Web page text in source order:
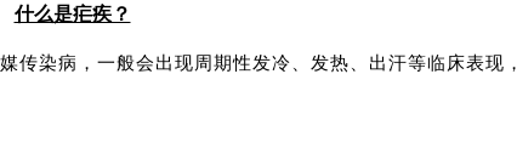
什么是疟疾？
传染病，一般会出现周期性发冷、发热、出汗等临床表现